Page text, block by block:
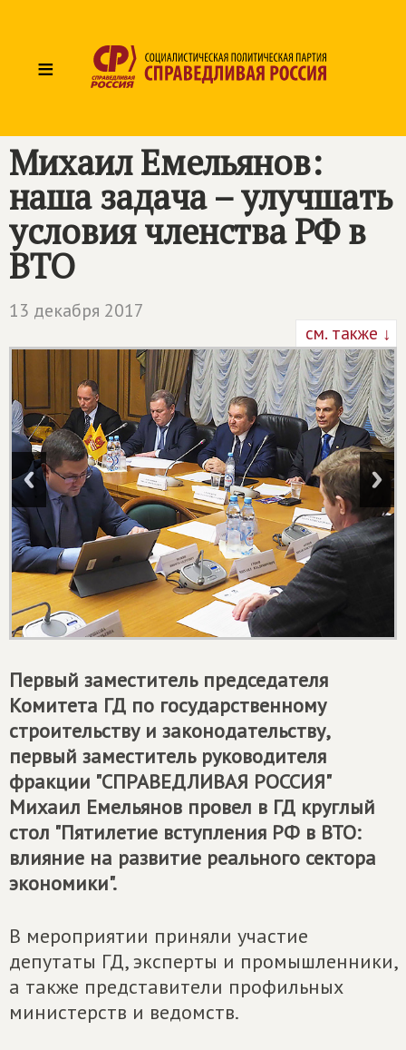
≡
Михаил Емельянов:
наша задача – улучшать
условия членства РФ в
ВТО
13 декабря 2017
см. также ↓
Первый заместитель председателя
Комитета ГД по государственному
строительству и законодательству,
первый заместитель руководителя
фракции "СПРАВЕДЛИВАЯ РОССИЯ"
Михаил Емельянов провел в ГД круглый
стол "Пятилетие вступления РФ в ВТО:
влияние на развитие реального сектора
экономики".
В мероприятии приняли участие
депутаты ГД, эксперты и промышленники,
а также представители профильных
министерств и ведомств.